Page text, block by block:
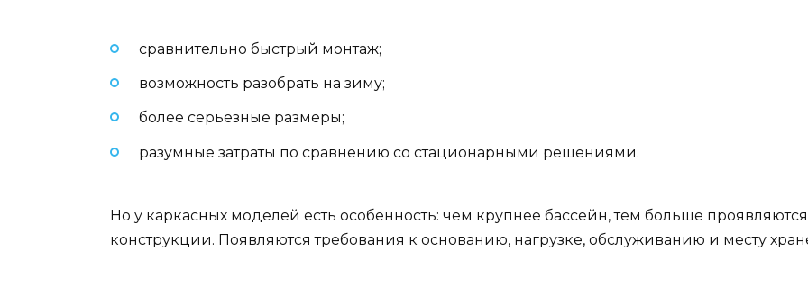
сравнительно быстрый монтаж;
возможность разобрать на зиму;
более серьёзные размеры;
разумные затраты по сравнению со стационарными решениями.
Но у каркасных моделей есть особенность: чем крупнее бассейн, тем больше
конструкции. Появляются требования к основанию, нагрузке, обслуживанию и месту